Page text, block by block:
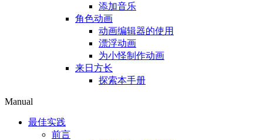
添加音乐
角色动画
动画编辑器的使用
漂浮动画
为小怪制作动画
来日方长
探索本手册
Manual
最佳实践
前言